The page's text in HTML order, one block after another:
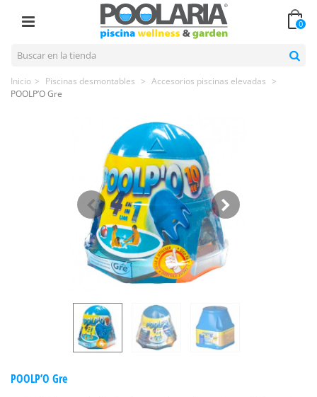
0
Inicio > Piscinas desmontables > Accesorios piscinas elevadas >
POOLP’O Gre
POOLP’O Gre